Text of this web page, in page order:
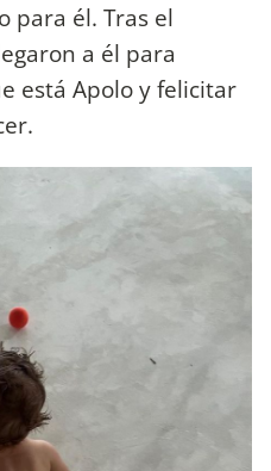
para él. Tras el
a él para
está Apolo y felicitar